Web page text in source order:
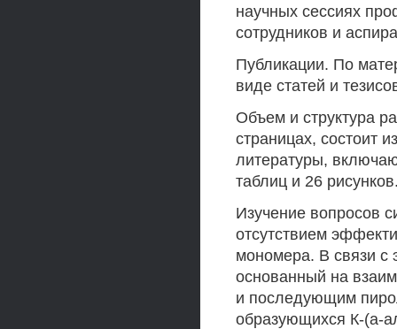
научных сессиях
сотрудников и
Публикации. По
виде статей и
Объем и структура
страницах, состоит
литературы,
таблиц и 26
Изучение вопросов
отсутствием
мономера. В связи с
основанный на
и последующим
образующихся К-(а-